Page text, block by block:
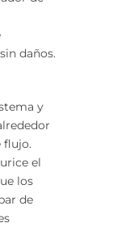
daños.
y
flujo.
el
los
de